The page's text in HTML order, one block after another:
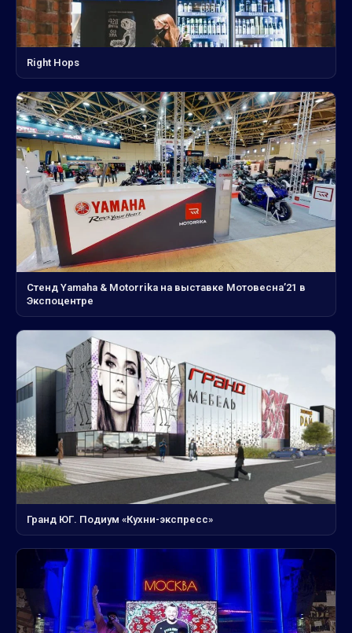
Right Hops
Стенд Yamaha & Motorrika на выставке Мотовесна’21 в
Экспоцентре
Гранд ЮГ. Подиум «Кухни-экспресс»